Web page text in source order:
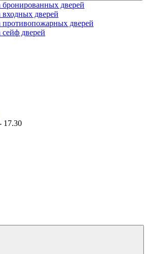
бронированных дверей
входных дверей
противопожарных дверей
сейф дверей
17.30